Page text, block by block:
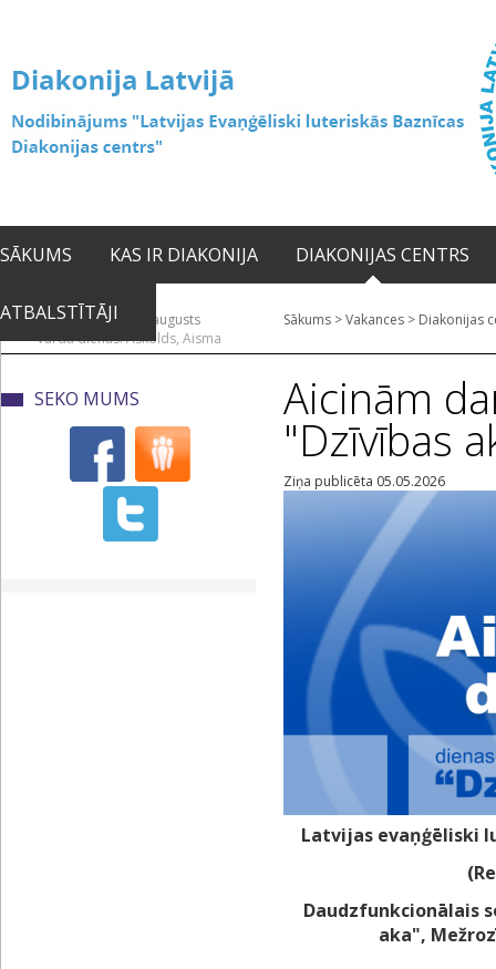
SĀKUMS KAS IR DIAKONIJA DIAKONIJAS CENTRS
ATBALSTĪTĀJI2026. gada 06. augusts
Vārda dienas: Askolds, Aisma
Sākums >Vakances > Diakonijas
SEKO MUMS Aicinām
"Dzīvības
Ziņa publicēta 05.05.2026
Latvijas evaņģēliski
Daudzfunkcionālais
aka",